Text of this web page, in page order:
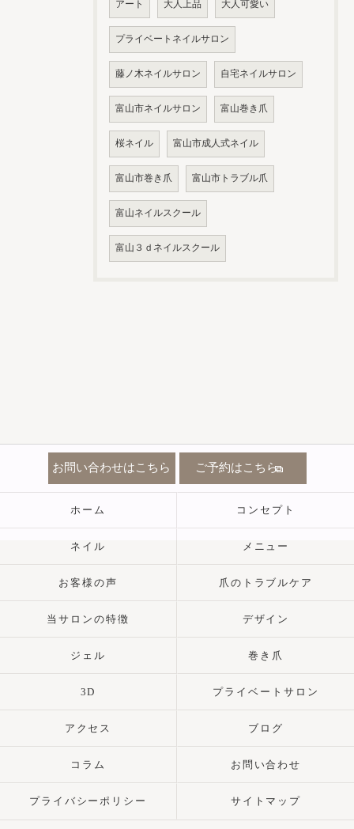
アート 大人上品 大人可愛い
プライベートネイルサロン
藤ノ木ネイルサロン 自宅ネイルサロン
富山市ネイルサロン 富山巻き爪
桜ネイル 富山市成人式ネイル
富山市巻き爪 富山市トラブル爪
富山ネイルスクール
富山３ｄネイルスクール
お問い合わせはこちら ご予約はこちら
ホーム コンセプト
ネイル メニュー
お客様の声 爪のトラブルケア
当サロンの特徴 デザイン
ジェル 巻き爪
3D プライベートサロン
アクセス ブログ
コラム お問い合わせ
プライバシーポリシー サイトマップ